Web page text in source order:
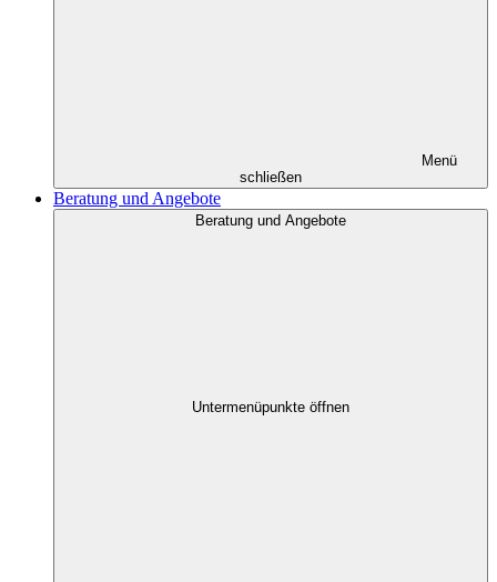
Menü
schließen
Beratung und Angebote
Beratung und Angebote
Untermenüpunkte öffnen